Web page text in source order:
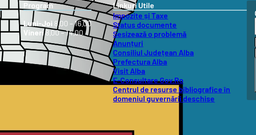
Program
Luni-Joi 8.00 – 16.00
Vineri8.00 – 14.00
Linkuri Utile
Impozite și Taxe
Status documente
Sesizează o problemă
Anunțuri
Consiliul Județean Alba
Prefectura Alba
Visit Alba
E-Consultare Gov.Ro
Centrul de resurse bibliografice în
domeniul guvernării deschise